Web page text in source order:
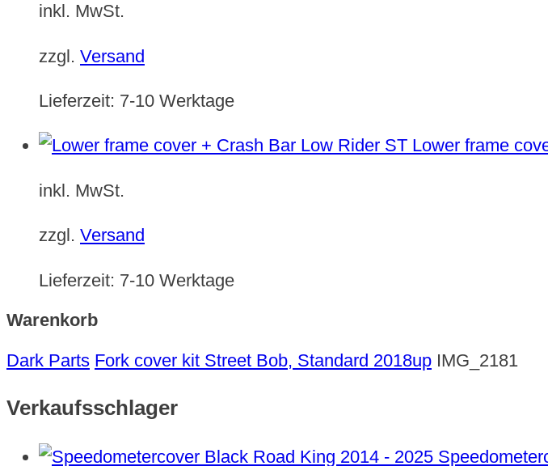
inkl. MwSt.
zzgl. Versand
Lieferzeit: 7-10 Werktage
Lower frame
inkl. MwSt.
zzgl. Versand
Lieferzeit: 7-10 Werktage
Warenkorb
Dark Parts Fork cover kit Street Bob, Standard 2018up IMG_2181
Verkaufsschlager